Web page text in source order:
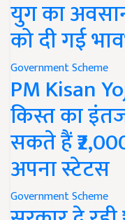
युग का
को दी गई
Government Scheme
PM Kisan
किस्त का
सकते हैं
अपना स्टेटस
Government Scheme